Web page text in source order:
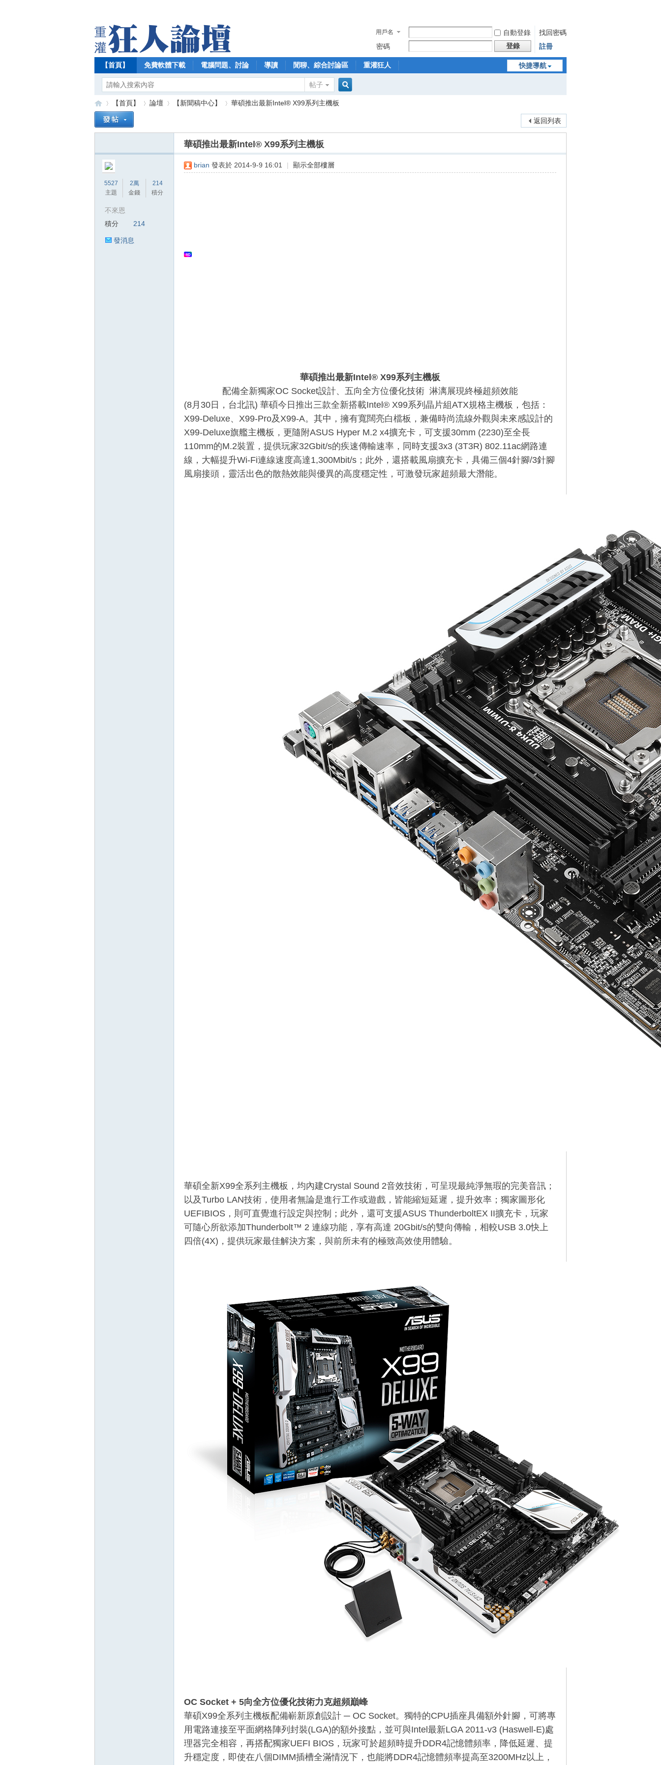
用戶名 自動登錄
找回密碼
密碼
登錄 註冊
快捷導航
【首頁】 免費軟體下載 電腦問題、討論 導讀 閒聊、綜合討論區 重灌狂人
帖子
【首頁】 論壇 【新聞稿中心】
›
華碩推出最新Intel® X99系列主機板
返回列表
華碩推出最新Intel® X99系列主機板
5527
主題
2萬
金錢
214
積分
不來恩
積分
214
發消息
brian 發表於 2014-9-9 16:01 | 顯示全部樓層
華碩推出最新Intel® X99系列主機板
配備全新獨家OC Socket設計、五向全方位優化技術 淋漓展現終極超頻效能
(8月30日，台北訊) 華碩今日推出三款全新搭載Intel® X99系列晶片組ATX規格主機板，包括：
X99-Deluxe、X99-Pro及X99-A。其中，擁有寬闊亮白檔板，兼備時尚流線外觀與未來感設計的
X99-Deluxe旗艦主機板，更隨附ASUS Hyper M.2 x4擴充卡，可支援30mm (2230)至全長
110mm的M.2裝置，提供玩家32Gbit/s的疾速傳輸速率，同時支援3x3 (3T3R) 802.11ac網路連
線，大幅提升Wi-Fi連線速度高達1,300Mbit/s；此外，還搭載風扇擴充卡，具備三個4針腳/3針腳
風扇接頭，靈活出色的散熱效能與優異的高度穩定性，可激發玩家超頻最大潛能。
華碩全新X99全系列主機板，均內建Crystal Sound 2音效技術，可呈現最純淨無瑕的完美音訊；
以及Turbo LAN技術，使用者無論是進行工作或遊戲，皆能縮短延遲，提升效率；獨家圖形化
UEFIBIOS，則可直覺進行設定與控制；此外，還可支援ASUS ThunderboltEX II擴充卡，玩家
可隨心所欲添加Thunderbolt™ 2 連線功能，享有高達 20Gbit/s的雙向傳輸，相較USB 3.0快上
四倍(4X)，提供玩家最佳解決方案，與前所未有的極致高效使用體驗。
OC Socket + 5向全方位優化技術力克超頻巔峰
華碩X99全系列主機板配備嶄新原創設計 ─ OC Socket。獨特的CPU插座具備額外針腳，可將專
用電路連接至平面網格陣列封裝(LGA)的額外接點，並可與Intel最新LGA 2011-v3 (Haswell-E)處
理器完全相容，再搭配獨家UEFI BIOS，玩家可於超頻時提升DDR4記憶體頻率，降低延遲、提
升穩定度，即使在八個DIMM插槽全滿情況下，也能將DDR4記憶體頻率提高至3200MHz以上，